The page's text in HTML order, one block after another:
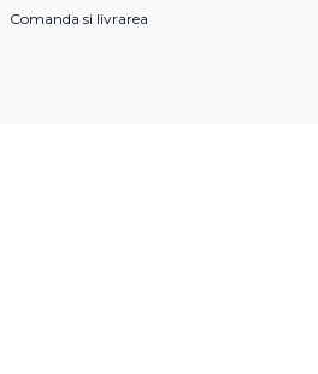
Comanda si livrarea